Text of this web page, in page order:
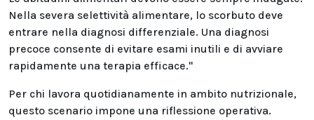
Nella severa selettività alimentare, lo scorbuto deve
entrare nella diagnosi differenziale. Una diagnosi
precoce consente di evitare esami inutili e di avviare
rapidamente una terapia efficace."
Per chi lavora quotidianamente in ambito nutrizionale,
questo scenario impone una riflessione operativa.